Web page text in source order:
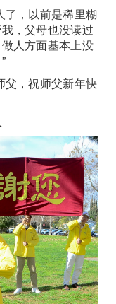
了，以前是稀里糊
，父母也没读过
人方面基本上没
父，祝师父新年快